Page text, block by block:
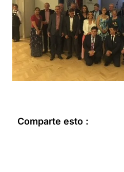
Comparte esto :